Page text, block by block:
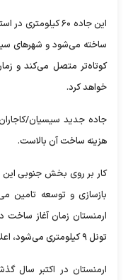
این جاده ۶۰
ساخته می‌شود و شهر‌های
کوتاه‌تر متصل می‌کند و
خواهد کرد.
جاده جدید سیسیان/
هزینه ساخت آن بالاست.
کار بر روی بخش جنوبی این
ارمنستان زمان آغاز
تونل ۹ کیلومتری می‌شود، اعلام نکرده است.